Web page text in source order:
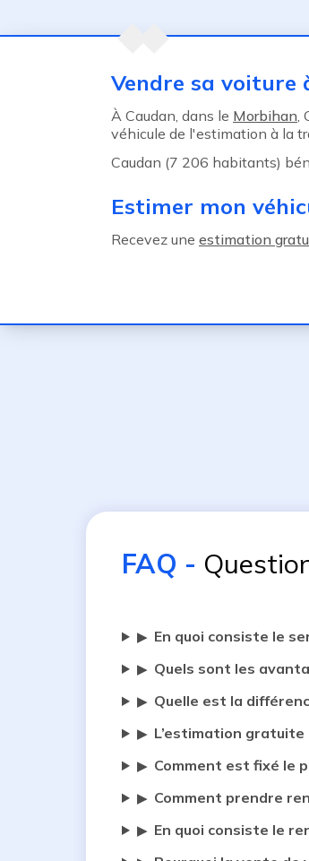
Agent précédentVendre sa voiture
À Caudan, dans le Morbihan,
véhicule de l'estimation à la
Caudan (7 206 habitants)
Estimer mon
Recevez une estimation
FAQ -
▶ En quoi consiste le
▶ Quels sont les
▶ Quelle est la
▶ L’estimation gratuite
▶ Comment est fixé le
▶ Comment prendre
▶ En quoi consiste le